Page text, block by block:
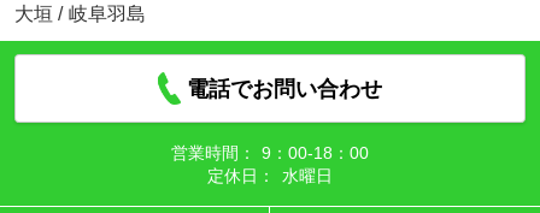
大垣 / 岐阜羽島
電話でお問い合わせ
営業時間：
9：00‐18：00
定休日：
水曜日